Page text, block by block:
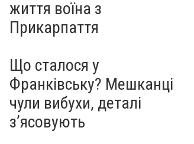
життя воїна з
Прикарпаття
Що сталося у
Франківську? Мешканці
чули вибухи, деталі
з’ясовують